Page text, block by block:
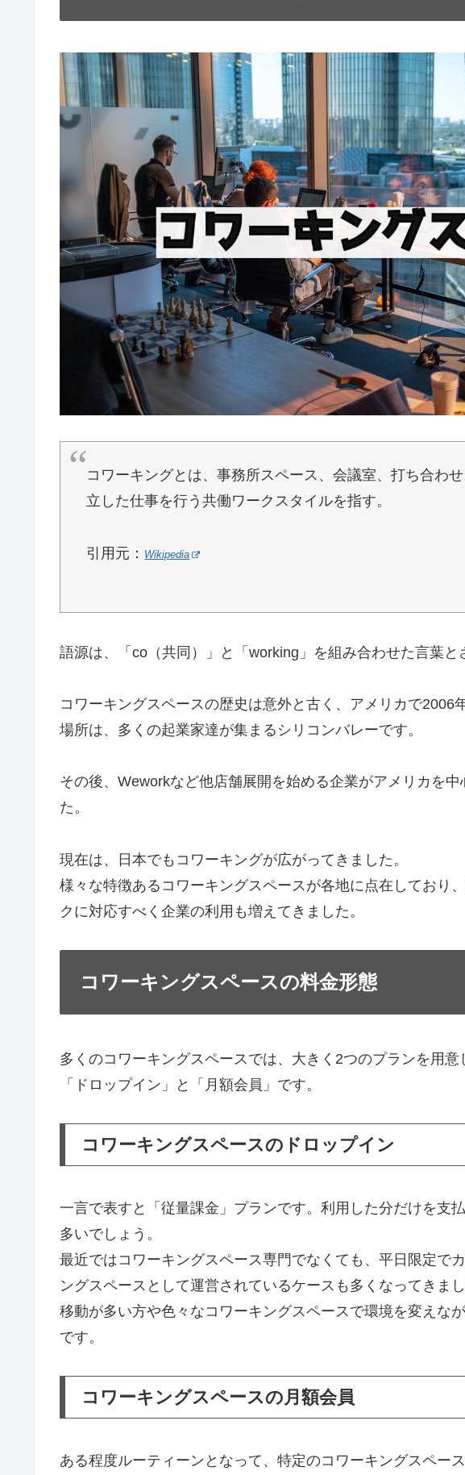
コワーキングとは、事務所スペース、会議室、打ち合わ
立した仕事を行う共働ワークスタイルを指す。
引用元： Wikipedia
語源は、「co（共同）」と「working」を組み合わせた言葉と
コワーキングスペースの歴史は意外と古く、アメリカで2006
場所は、多くの起業家達が集まるシリコンバレーです。
その後、Weworkなど他店舗展開を始める企業がアメリカを
た。
現在は、日本でもコワーキングが広がってきました。
様々な特徴あるコワーキングスペースが各地に点在しており
クに対応すべく企業の利用も増えてきました。
コワーキングスペースの料金形態
多くのコワーキングスペースでは、大きく2つのプランを用意
「ドロップイン」と「月額会員」です。
コワーキングスペースのドロップイン
一言で表すと「従量課金」プランです。利用した分だけを支
多いでしょう。
最近ではコワーキングスペース専門でなくても、平日限定で
ングスペースとして運営されているケースも多くなってきまし
移動が多い方や色々なコワーキングスペースで環境を変えな
です。
コワーキングスペースの月額会員
ある程度ルーティーンとなって、特定のコワーキングスペー